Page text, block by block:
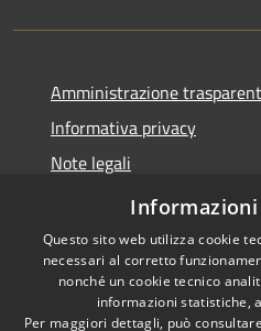
Amministrazione
Informativa privacy
Note legali
Dichiarazione di accessibilità
Questo sito web utilizza cookie
necessari al corretto
nonché un cookie tecnico
informazioni statistiche,
Per maggiori dettagli, può